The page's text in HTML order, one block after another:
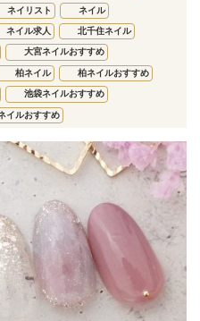
ネイリスト ネイル
ネイル求人 北千住ネイル
大宮ネイルおすすめ
柏ネイル 柏ネイルおすすめ
池袋ネイルおすすめ
イルおすすめ